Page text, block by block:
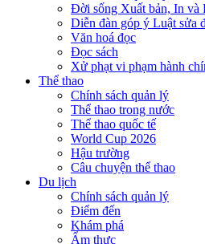
Đời sống Xuất bản, In và
Diễn đàn góp ý Luật sửa
Văn hoá đọc
Đọc sách
Xử phạt vi phạm hành
Thể thao
Chính sách quản lý
Thể thao trong nước
Thể thao quốc tế
World Cup 2026
Hậu trường
Câu chuyện thể thao
Du lịch
Chính sách quản lý
Điểm đến
Khám phá
Ẩm thực